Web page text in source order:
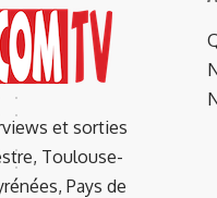
et sorties
Toulouse-
Pays de